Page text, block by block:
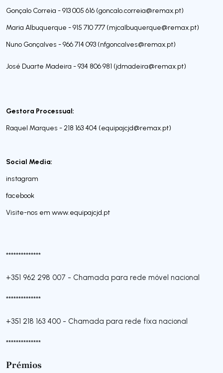
Gonçalo Correia - 913 005 616 (goncalo.correia@remax.pt)
Maria Albuquerque - 915 710 777 (mjcalbuquerque@remax.pt)
Nuno Gonçalves - 966 714 093 (nfgoncalves@remax.pt)
José Duarte Madeira - 934 806 981 (jdmadeira@remax.pt)
Gestora Processual:
Raquel Marques - 218 163 404 (equipajcjd@remax.pt)
Social Media:
instagram
facebook
Visite-nos em www.equipajcjd.pt
**************
+351 962 298 007 - Chamada para rede móvel nacional
**************
+351 218 163 400 - Chamada para rede fixa nacional
**************
Prémios